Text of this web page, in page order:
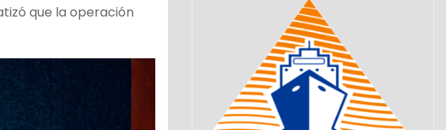
que la operación